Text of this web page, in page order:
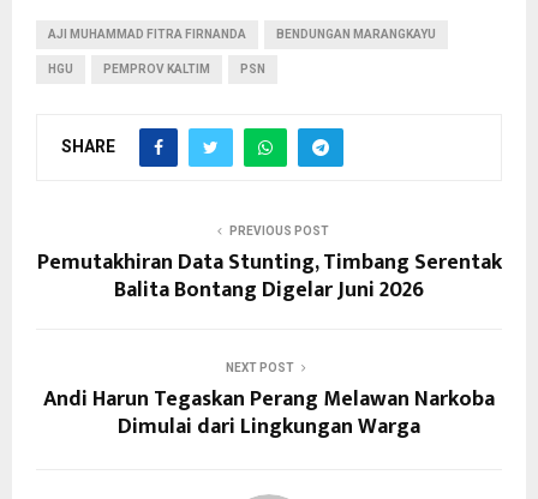
AJI MUHAMMAD FITRA FIRNANDA BENDUNGAN MARANGKAYU
HGU PEMPROV KALTIM PSN
SHARE
PREVIOUS POST
Pemutakhiran Data Stunting, Timbang Serentak
Balita Bontang Digelar Juni 2026
NEXT POST
Andi Harun Tegaskan Perang Melawan Narkoba
Dimulai dari Lingkungan Warga